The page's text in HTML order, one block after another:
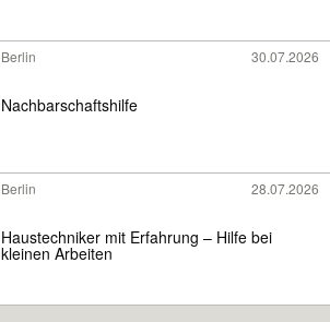
Berlin 30.07.2026
Nachbarschaftshilfe
Berlin 28.07.2026
Haustechniker mit Erfahrung – Hilfe bei
kleinen Arbeiten